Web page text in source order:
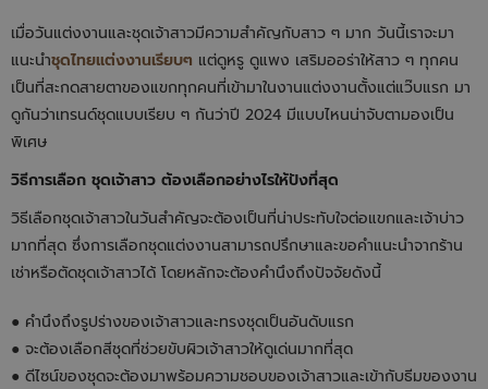
เมื่อวันแต่งงานและชุดเจ้าสาวมีความสำคัญกับสาว ๆ มาก วันนี้เราจะมา
แนะนำชุดไทยแต่งงานเรียบๆ แต่ดูหรู ดูแพง เสริมออร่าให้สาว ๆ ทุกคน
เป็นที่สะกดสายตาของแขกทุกคนที่เข้ามาในงานแต่งงานตั้งแต่แว๊บแรก มา
ดูกันว่าเทรนด์ชุดแบบเรียบ ๆ กันว่าปี 2024 มีแบบไหนน่าจับตามองเป็น
พิเศษ
วิธีการเลือก ชุดเจ้าสาว ต้องเลือกอย่างไรให้ปังที่สุด
วิธีเลือกชุดเจ้าสาวในวันสำคัญจะต้องเป็นที่น่าประทับใจต่อแขกและเจ้าบ่าว
มากที่สุด ซึ่งการเลือกชุดแต่งงานสามารถปรึกษาและขอคำแนะนำจากร้าน
เช่าหรือตัดชุดเจ้าสาวได้ โดยหลักจะต้องคำนึงถึงปัจจัยดังนี้
● คำนึงถึงรูปร่างของเจ้าสาวและทรงชุดเป็นอันดับแรก
● จะต้องเลือกสีชุดที่ช่วยขับผิวเจ้าสาวให้ดูเด่นมากที่สุด
● ดีไซน์ของชุดจะต้องมาพร้อมความชอบของเจ้าสาวและเข้ากับธีมของงาน